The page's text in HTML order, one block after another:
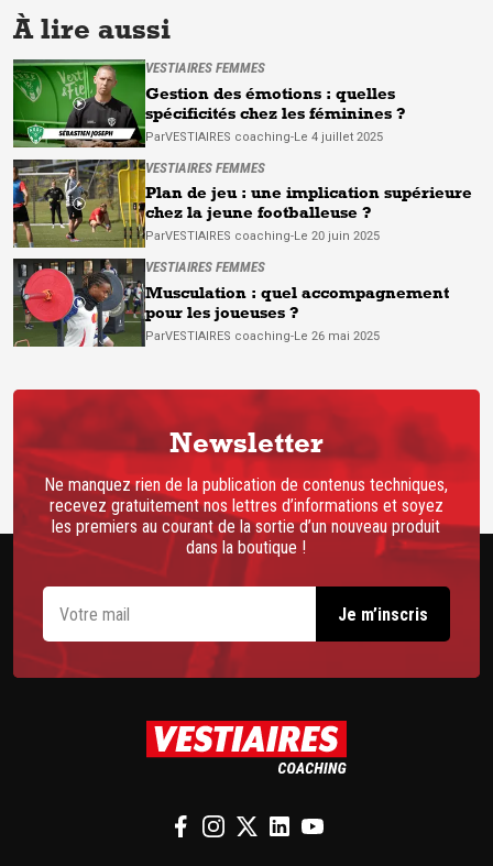
À lire aussi
VESTIAIRES FEMMES
Gestion des émotions : quelles
spécificités chez les féminines ?
ParVESTIAIRES coaching-Le 4 juillet 2025
VESTIAIRES FEMMES
Plan de jeu : une implication supérieure
chez la jeune footballeuse ?
ParVESTIAIRES coaching-Le 20 juin 2025
VESTIAIRES FEMMES
Musculation : quel accompagnement
pour les joueuses ?
ParVESTIAIRES coaching-Le 26 mai 2025
Newsletter
Ne manquez rien de la publication de contenus techniques,
recevez gratuitement nos lettres d’informations et soyez
les premiers au courant de la sortie d’un nouveau produit
dans la boutique !